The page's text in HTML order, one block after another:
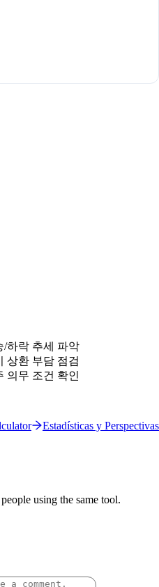
/하락 추세 파악
상환 부담 점검
의무 조건 확인
Estadísticas y Perspectivas
using the same tool.